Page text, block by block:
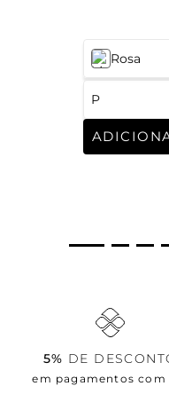
Rosa
P
5% DE
em pagamentos com